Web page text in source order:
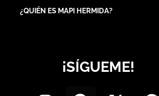
¿QUIÉN ES MAPI HERMIDA?
¡SÍGUEME!